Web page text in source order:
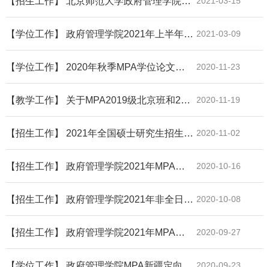
【学位工作】 政府管理学院2021年上半年MPA答辩安排 2021-03-09
【学位工作】 2020年秋季MPA学位论文开题通知 2020-11-23
【教学工作】 关于MPA2019级北京班和2020级新疆定向班选导师的通知 2020-11-19
【招生工作】 2021年全国硕士研究生招生考试（报考北师大MPA专业）各报考点网上确认指南汇总 2020-11-02
【招生工作】 政府管理学院2021年MPA考前面试结果查询（北京10.11） 2020-10-16
【招生工作】 政府管理学院2021年非全日制公共管理硕士（MPA）考前面试工作方案（北京二） 2020-10-08
【招生工作】 政府管理学院2021年MPA考前面试结果查询 2020-09-27
2020-09-23